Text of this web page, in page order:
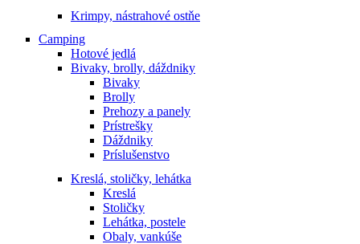
Krimpy, nástrahové ostňe
Camping
Hotové jedlá
Bivaky, brolly, dáždniky
Bivaky
Brolly
Prehozy a panely
Prístrešky
Dáždniky
Príslušenstvo
Kreslá, stoličky, lehátka
Kreslá
Stoličky
Lehátka, postele
Obaly, vankúše